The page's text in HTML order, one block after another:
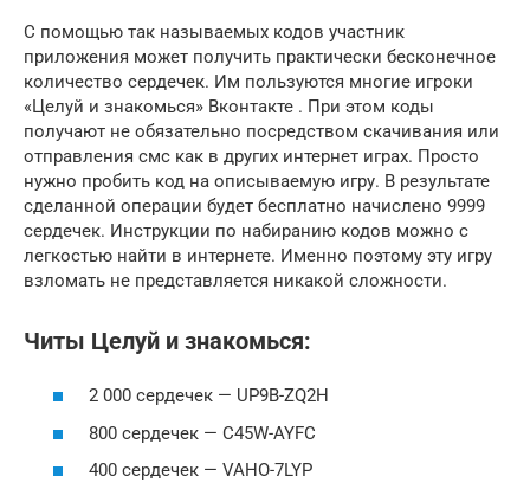
С помощью так называемых кодов участник
приложения может получить практически бесконечное
количество сердечек. Им пользуются многие игроки
«Целуй и знакомься» Вконтакте . При этом коды
получают не обязательно посредством скачивания или
отправления смс как в других интернет играх. Просто
нужно пробить код на описываемую игру. В результате
сделанной операции будет бесплатно начислено 9999
сердечек. Инструкции по набиранию кодов можно с
легкостью найти в интернете. Именно поэтому эту игру
взломать не представляется никакой сложности.
Читы Целуй и знакомься:
2 000 сердечек — UP9B-ZQ2H
800 сердечек — C45W-AYFC
400 сердечек — VAHO-7LYP